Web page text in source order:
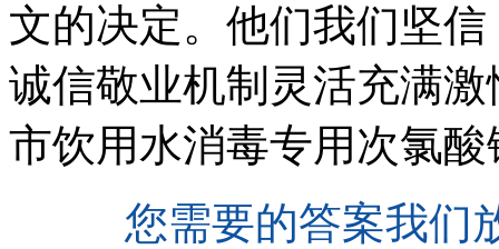
文的决定。他们我们坚
诚信敬业机制灵活充满
市饮用水消毒专用次氯
您需要的答案我们